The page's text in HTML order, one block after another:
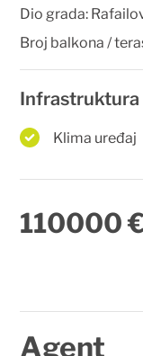
Dio grada:
Broj balkona /
Infrastruktura
Klima uređaj
110000
Agent